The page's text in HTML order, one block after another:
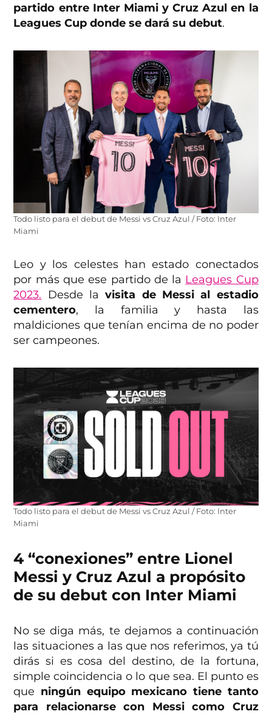
partido entre Inter Miami y Cruz Azul en la
Leagues Cup donde se dará su debut.
Todo listo para el debut de Messi vs Cruz Azul / Foto: Inter
Miami
Leo y los celestes han estado conectados
por más que ese partido de la Leagues Cup
2023. Desde la visita de Messi al estadio
cementero, la familia y hasta las
maldiciones que tenían encima de no poder
ser campeones.
Todo listo para el debut de Messi vs Cruz Azul / Foto: Inter
Miami
4 “conexiones” entre Lionel
Messi y Cruz Azul a propósito
de su debut con Inter Miami
No se diga más, te dejamos a continuación
las situaciones a las que nos referimos, ya tú
dirás si es cosa del destino, de la fortuna,
simple coincidencia o lo que sea. El punto es
que ningún equipo mexicano tiene tanto
para relacionarse con Messi como Cruz